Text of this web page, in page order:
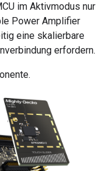
im Aktivmodus nur
Power Amplifier
eine skalierbare
erfordern.